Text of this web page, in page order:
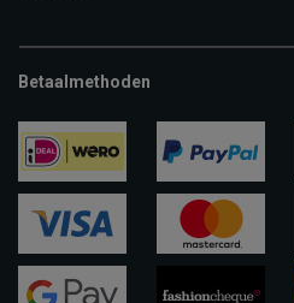
Betaalmethoden
ideal paypal
visa